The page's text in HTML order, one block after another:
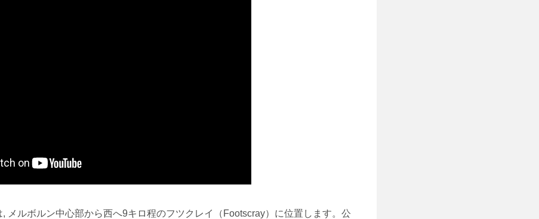
, メルボルン中心部から西へ9キロ程のフツクレイ（Footscray）に位置します。公